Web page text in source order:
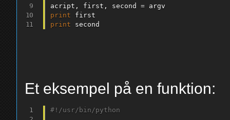
acript , first , second =
print
print
Et eksempel på en funktion:
#!/usr/bin/python